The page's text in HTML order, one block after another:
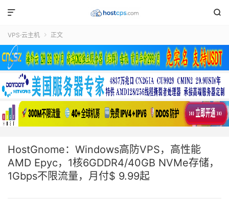


VPS·云主机  正文
HostGnome：Windows高防VPS，高性能
AMD Epyc，1核6GDDR4/40GB NVMe存储，
1Gbps不限流量，月付$ 9.99起